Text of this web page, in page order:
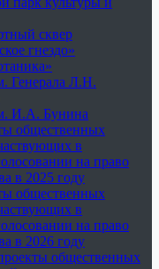
сквер
гнездо»
Генерала Л.Н.
И.А. Бунина
общественных
в
на право
в 2025 году
общественных
в
на право
в 2026 году
общественных